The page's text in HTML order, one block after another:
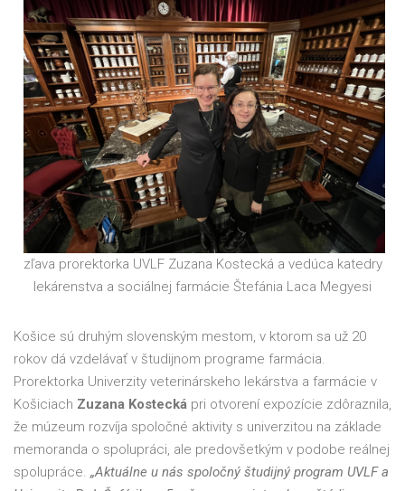
zľava prorektorka UVLF Zuzana Kostecká a vedúca katedry
lekárenstva a sociálnej farmácie Štefánia Laca Megyesi
Košice sú druhým slovenským mestom, v ktorom sa už 20
rokov dá vzdelávať v študijnom programe farmácia.
Prorektorka Univerzity veterinárskeho lekárstva a farmácie v
Košiciach Zuzana Kostecká pri otvorení expozície zdôraznila,
že múzeum rozvíja spoločné aktivity s univerzitou na základe
memoranda o spolupráci, ale predovšetkým v podobe reálnej
spolupráce. „Aktuálne u nás spoločný študijný program UVLF a